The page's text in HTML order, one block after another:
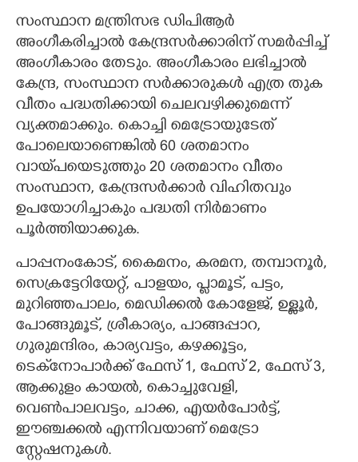
സംസ്ഥാന മന്ത്രിസഭ ഡിപിആർ
അംഗീകരിച്ചാൽ കേന്ദ്രസർക്കാരിന് സമർപ്പിച്ച്
അംഗീകാരം തേടും. അംഗീകാരം ലഭിച്ചാൽ
കേന്ദ്ര, സംസ്ഥാന സർക്കാരുകൾ എത്ര തുക
വീതം പദ്ധതിക്കായി ചെലവഴിക്കുമെന്ന്
വ്യക്തമാക്കും. കൊച്ചി മെട്രോയുടേത്
പോലെയാണെങ്കിൽ 60 ശതമാനം
വായ്‌പയെടുത്തും 20 ശതമാനം വീതം
സംസ്ഥാന, കേന്ദ്രസർക്കാർ വിഹിതവും
ഉപയോഗിച്ചാകും പദ്ധതി നിർമാണം
പൂർത്തിയാക്കുക.
പാപ്പനംകോട്, കൈമനം, കരമന, തമ്പാനൂർ,
സെക്രട്ടേറിയേറ്റ്, പാളയം, പ്ലാമൂട്, പട്ടം,
മുറിഞ്ഞപാലം, മെഡിക്കൽ കോളേജ്, ഉള്ളൂർ,
പോങ്ങുമൂട്, ശ്രീകാര്യം, പാങ്ങപ്പാറ,
ഗുരുമന്ദിരം, കാര്യവട്ടം, കഴക്കൂട്ടം,
ടെക്‌നോപാർക്ക് ഫേസ് 1, ഫേസ് 2, ഫേസ് 3,
ആക്കുളം കായൽ, കൊച്ചുവേളി,
വെൺപാലവട്ടം, ചാക്ക, എയ‌ർപോർട്ട്,
ഈഞ്ചക്കൽ എന്നിവയാണ് മെട്രോ
സ്റ്റേഷനുകൾ.